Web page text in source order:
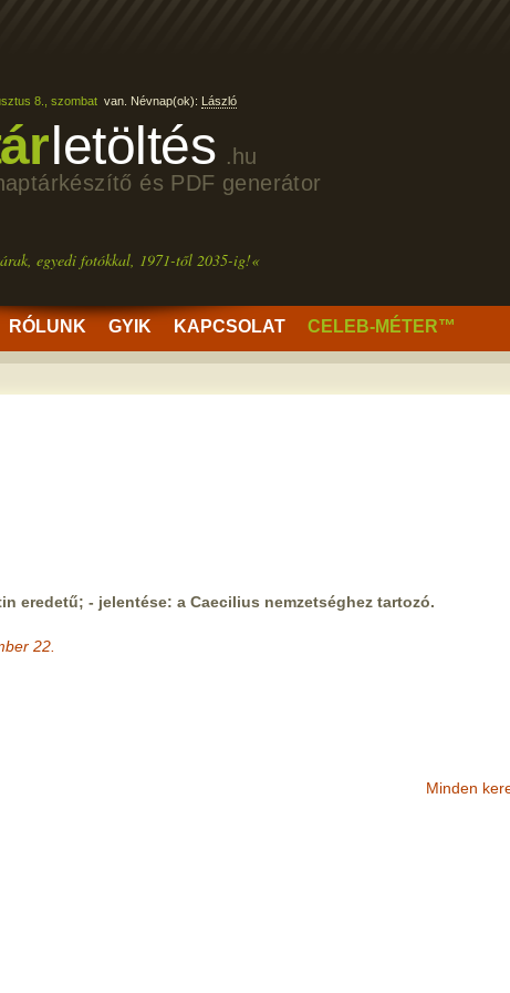
letöltés .hu
és PDF generátor
egyedi fotókkal, 1971-től 2035-ig!«
RÓLUNK GYIK KAPCSOLAT CELEB-MÉTER™
8., szombat van. Névnap(ok): László
eredetű; - jelentése: a Caecilius nemzetséghez tartozó.
22.
Minden